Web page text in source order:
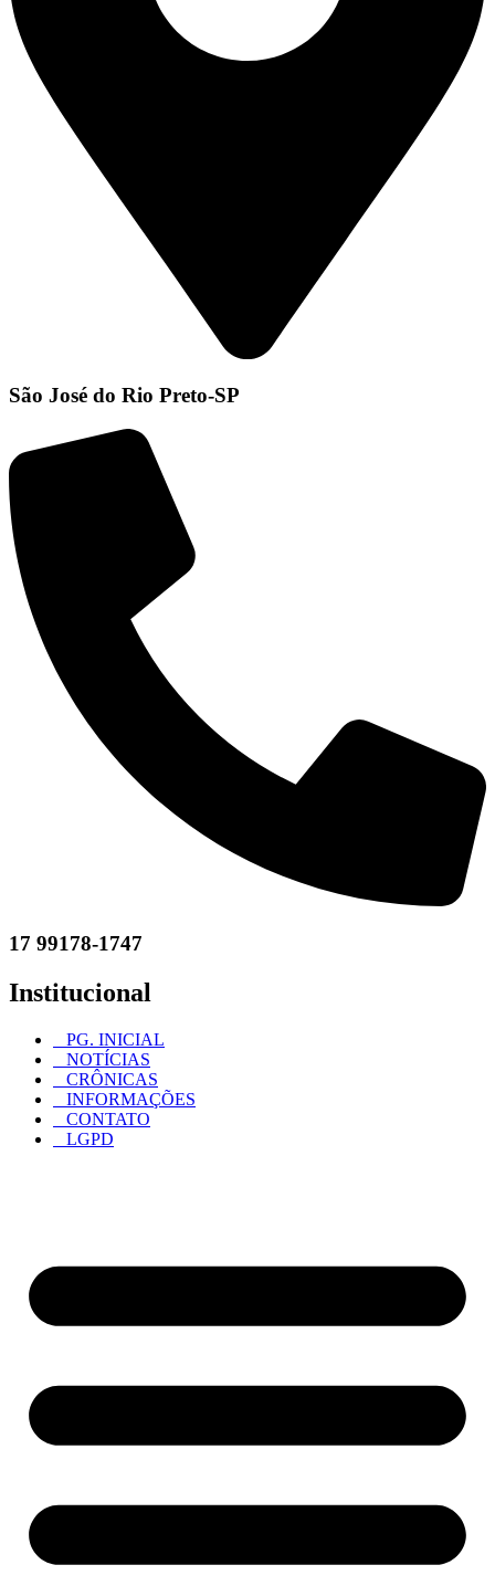
São José do Rio Preto-SP
17 99178-1747
Institucional
PG. INICIAL
NOTÍCIAS
CRÔNICAS
INFORMAÇÕES
CONTATO
LGPD